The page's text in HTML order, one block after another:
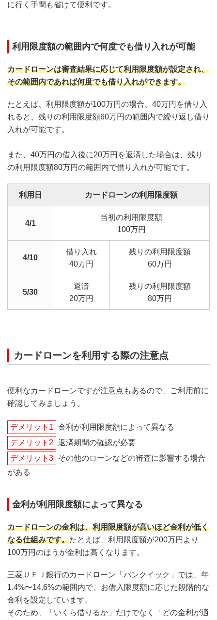
に行く手間も省けて便利です。
利用限度額の範囲内で何度でも借り入れが可能
カードローンは審査結果に応じて利用限度額が設定され、
その範囲内であれば何度でも借り入れができます。
たとえば、利用限度額が100万円の場合、40万円を借り入
れると、残りの利用限度額60万円の範囲内で繰り返し借り
入れが可能です。
また、40万円の借入後に20万円を返済した場合は、残り
の利用限度額80万円の範囲内で借り入れが可能です。
利用日 カードローンの利用限度額
4/1
当初の利用限度額
100万円
4/10
借り入れ
40万円
残りの利用限度額
60万円
5/30
返済
20万円
残りの利用限度額
80万円
カードローンを利用する際の注意点
便利なカードローンですが注意点もあるので、ご利用前に
確認してみましょう。
デメリット1
金利が利用限度額によって異なる
デメリット2
返済期間の確認が必要
デメリット3
その他のローンなどの審査に影響する場合
がある
金利が利用限度額によって異なる
カードローンの金利は、利用限度額が高いほど金利が低く
なる仕組みです。たとえば、利用限度額が200万円より
100万円のほうが金利は高くなります。
三菱ＵＦＪ銀行のカードローン「バンクイック」では、年
1.4%〜14.6%の範囲内で、お借入限度額に応じた段階的な
金利を設定しています。
そのため、「いくら借りるか」だけでなく「どの金利が適